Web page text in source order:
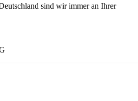
sind wir immer an Ihrer